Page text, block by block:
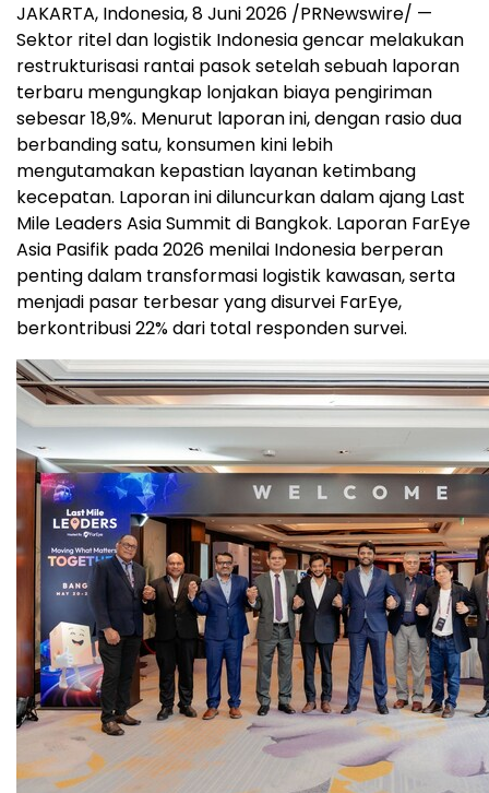
JAKARTA, Indonesia, 8 Juni 2026 /PRNewswire/ —
Sektor ritel dan logistik Indonesia gencar melakukan
restrukturisasi rantai pasok setelah sebuah laporan
terbaru mengungkap lonjakan biaya pengiriman
sebesar 18,9%. Menurut laporan ini, dengan rasio dua
berbanding satu, konsumen kini lebih
mengutamakan kepastian layanan ketimbang
kecepatan. Laporan ini diluncurkan dalam ajang Last
Mile Leaders Asia Summit di Bangkok. Laporan FarEye
Asia Pasifik pada 2026 menilai Indonesia berperan
penting dalam transformasi logistik kawasan, serta
menjadi pasar terbesar yang disurvei FarEye,
berkontribusi 22% dari total responden survei.